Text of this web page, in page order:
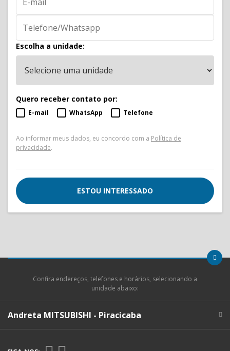
Escolha a unidade:
Quero receber contato por:
E-mail WhatsApp Telefone
Ao informar meus dados, eu concordo com a Política de
privacidade.
ESTOU INTERESSADO
Confira endereços, telefones e horários, selecionando a
unidade abaixo:
Andreta MITSUBISHI - Piracicaba